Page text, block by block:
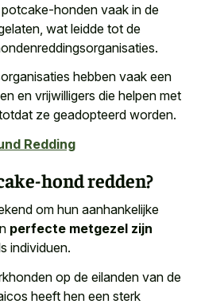
honden vaak in de
wat leidde tot de
hebben vaak een
en vrijwilligers die helpen met
ze geadopteerd worden.
Redding
hond redden?
om hun aanhankelijke
perfecte metgezel zijn
individuen.
op de eilanden van de
heeft hen een sterk